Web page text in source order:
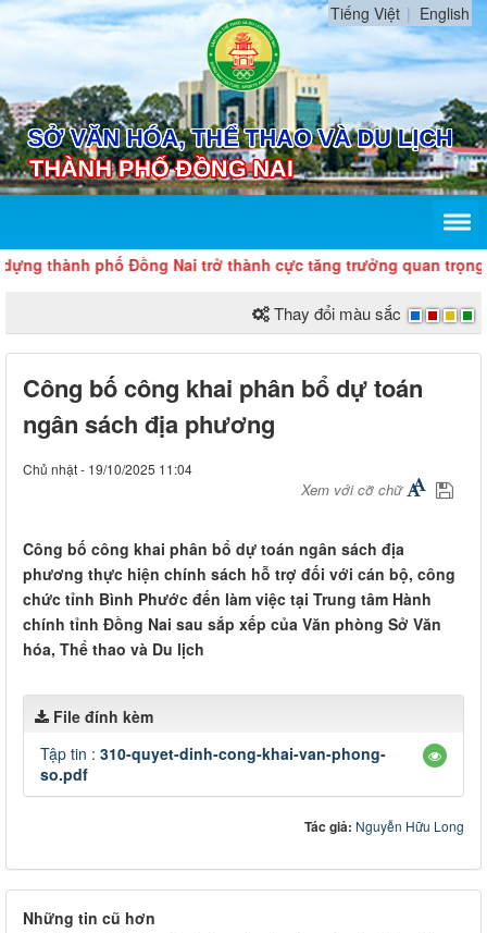
Tiếng Việt English
thành phố Đồng Nai trở thành cực tăng trưởng quan trọng
Thay đổi màu sắc
Công bố công khai phân bổ dự toán
ngân sách địa phương
Chủ nhật - 19/10/2025 11:04
Xem với cỡ chữ
Công bố công khai phân bổ dự toán ngân sách địa
phương thực hiện chính sách hỗ trợ đối với cán bộ, công
chức tỉnh Bình Phước đến làm việc tại Trung tâm Hành
chính tỉnh Đồng Nai sau sắp xếp của Văn phòng Sở Văn
hóa, Thể thao và Du lịch
File đính kèm
Tập tin : 310-quyet-dinh-cong-khai-van-phong-
so.pdf
Tác giả: Nguyễn Hữu Long
Những tin cũ hơn